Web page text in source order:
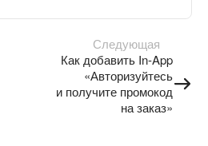
Следующая
Как добавить In-App
«Авторизуйтесь
и получите промокод
на заказ»